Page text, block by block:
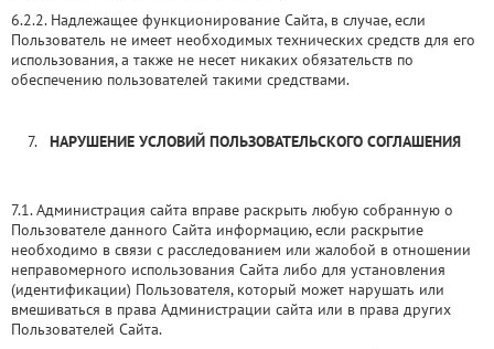
6.2.2. Надлежащее функционирование Сайта, в случае, если
Пользователь не имеет необходимых технических средств для его
использования, а также не несет никаких обязательств по
обеспечению пользователей такими средствами.
НАРУШЕНИЕ УСЛОВИЙ ПОЛЬЗОВАТЕЛЬСКОГО СОГЛАШЕНИЯ
7.1. Администрация сайта вправе раскрыть любую собранную о
Пользователе данного Сайта информацию, если раскрытие
необходимо в связи с расследованием или жалобой в отношении
неправомерного использования Сайта либо для установления
(идентификации) Пользователя, который может нарушать или
вмешиваться в права Администрации сайта или в права других
Пользователей Сайта.